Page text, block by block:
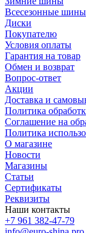
Всесезонные шины
Диски
Покупателю
Условия оплаты
Гарантия на товар
Обмен и возврат
Вопрос-ответ
Акции
Доставка и
Политика
Соглашение на
Политика
О магазине
Новости
Магазины
Статьи
Сертификаты
Реквизиты
Наши контакты
+7 961 382-47-79